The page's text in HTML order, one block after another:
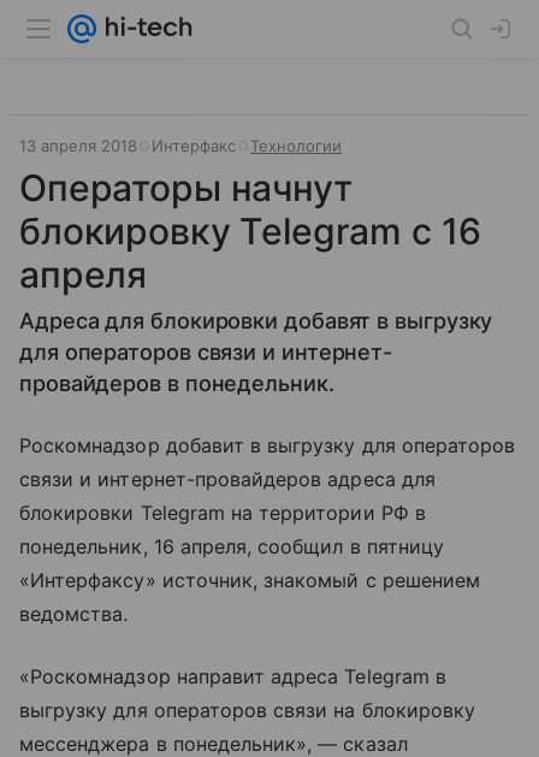
13 апреля 2018 Интерфакс Технологии
Операторы начнут
блокировку Telegram с 16
апреля
Адреса для блокировки добавят в выгрузку
для операторов связи и интернет-
провайдеров в понедельник.
Роскомнадзор добавит в выгрузку для операторов
связи и интернет-провайдеров адреса для
блокировки Telegram на территории РФ в
понедельник, 16 апреля, сообщил в пятницу
«Интерфаксу» источник, знакомый с решением
ведомства.
«Роскомнадзор направит адреса Telegram в
выгрузку для операторов связи на блокировку
мессенджера в понедельник», — сказал